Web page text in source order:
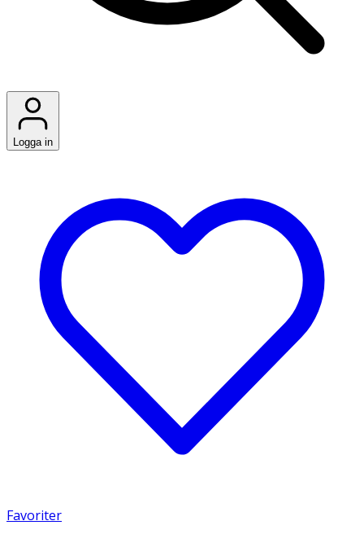
Logga in
Favoriter